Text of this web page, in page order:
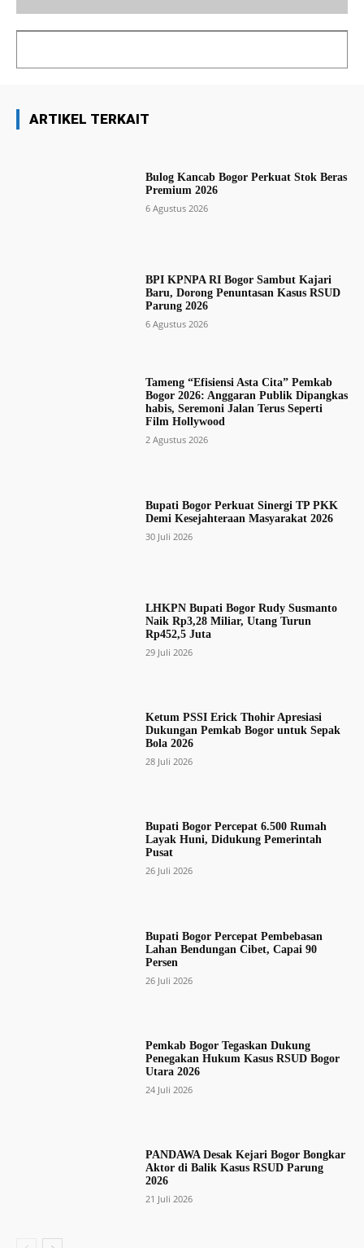
ARTIKEL TERKAIT
Bulog Kancab Bogor Perkuat Stok Beras
Premium 2026
6 Agustus 2026
BPI KPNPA RI Bogor Sambut Kajari
Baru, Dorong Penuntasan Kasus RSUD
Parung 2026
6 Agustus 2026
Tameng “Efisiensi Asta Cita” Pemkab
Bogor 2026: Anggaran Publik Dipangkas
habis, Seremoni Jalan Terus Seperti
Film Hollywood
2 Agustus 2026
Bupati Bogor Perkuat Sinergi TP PKK
Demi Kesejahteraan Masyarakat 2026
30 Juli 2026
LHKPN Bupati Bogor Rudy Susmanto
Naik Rp3,28 Miliar, Utang Turun
Rp452,5 Juta
29 Juli 2026
Ketum PSSI Erick Thohir Apresiasi
Dukungan Pemkab Bogor untuk Sepak
Bola 2026
28 Juli 2026
Bupati Bogor Percepat 6.500 Rumah
Layak Huni, Didukung Pemerintah
Pusat
26 Juli 2026
Bupati Bogor Percepat Pembebasan
Lahan Bendungan Cibet, Capai 90
Persen
26 Juli 2026
Pemkab Bogor Tegaskan Dukung
Penegakan Hukum Kasus RSUD Bogor
Utara 2026
24 Juli 2026
PANDAWA Desak Kejari Bogor Bongkar
Aktor di Balik Kasus RSUD Parung
2026
21 Juli 2026